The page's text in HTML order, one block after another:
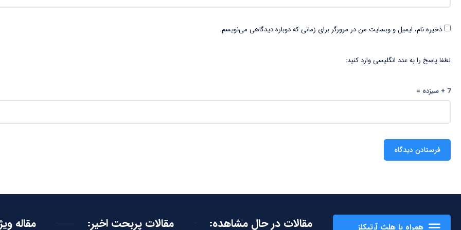
ذخیره نام، ایمیل و وبسایت من در مرورگر برای زمانی که دوباره دیدگاهی می‌نویسم.
لطفا پاسخ را به عدد انگلیسی وارد کنید:
7 + سیزده =
همراه با هلث آرتیکلز مقالات در حال مشاهده: مقالات پربحت اخیر: مقاله